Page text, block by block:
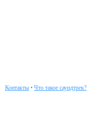
Контакты • Что такое саундтрек?